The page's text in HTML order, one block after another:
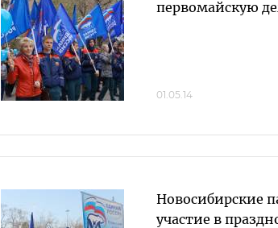
первомайскую
01.05.14
Новосибирские
участие в